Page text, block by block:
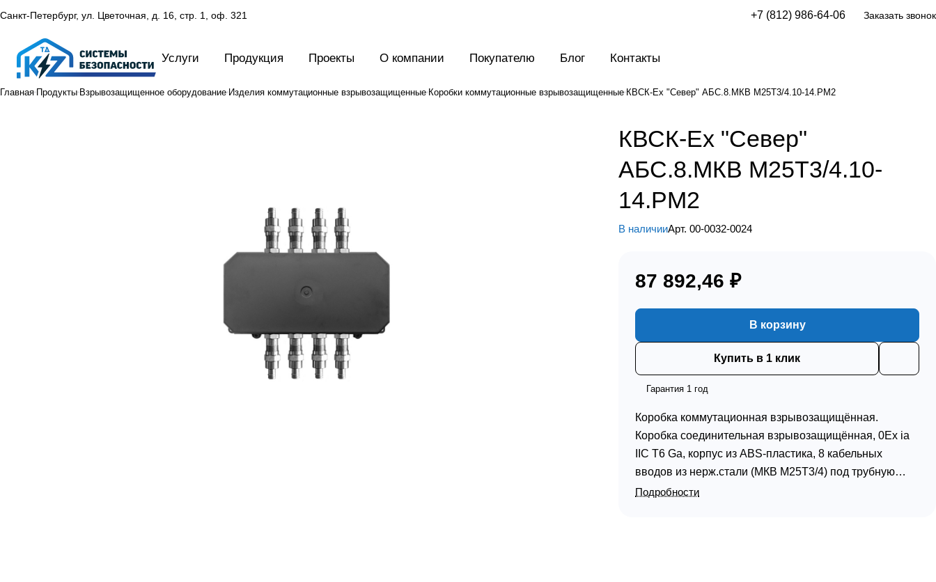
Санкт-Петербург, ул. Цветочная, д. 16, стр. 1, оф. 321 +7 (812) 986-64-06 Заказать звонок
Услуги Продукция Проекты О компании Покупателю Блог Контакты
Главная Продукты Взрывозащищенное оборудование Изделия коммутационные взрывозащищенные Коробки коммутационные взрывозащищенные КВСК-Ех "Север" АБС.8.МКВ М25Т3/4.10-14.РМ2
КВСК-Ех "Север"
АБС.8.МКВ М25Т3/4.10-
14.РМ2
В наличииАрт. 00-0032-0024
87 892,46 ₽
В корзину
Купить в 1 клик
Гарантия 1 год
Коробка коммутационная взрывозащищённая.
Коробка соединительная взрывозащищённая, 0Ex iа
IIC T6 Ga, корпус из ABS-пластика, 8 кабельных
вводов из нерж.стали (МКВ М25Т3/4) под трубную
разводку G3/4, проходной Ø кабеля 10...14 мм,
Подробности